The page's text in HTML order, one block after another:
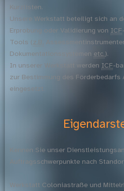
Kurzlisten.
Unsere Werkstatt beteiligt sich an
Erprobung oder Validierung von ICF
Tools ( z.B.
Dokumentationssystemen etc.).
In unserer Werkstatt werden ICF-
zur Bestimmung des
eingesetzt.
Kennen Sie unser
Auftragsschwerpunkte nach
Werkstatt Coloniastraße und